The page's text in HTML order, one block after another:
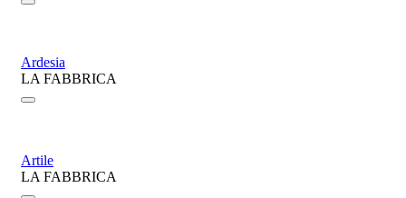
Ardesia
LA FABBRICA
Artile
LA FABBRICA